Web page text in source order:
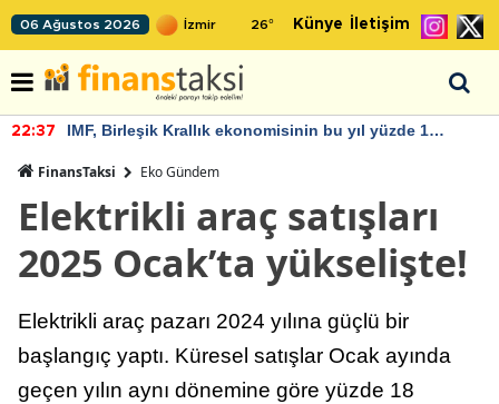
06 Ağustos 2026 26° Künye İletişim
22:37
IMF, Birleşik Krallık ekonomisinin bu yıl yüzde 1
FinansTaksi Eko Gündem
Elektrikli araç satışları
2025 Ocak’ta yükselişte!
Elektrikli araç pazarı 2024 yılına güçlü bir
başlangıç yaptı. Küresel satışlar Ocak ayında
geçen yılın aynı dönemine göre yüzde 18